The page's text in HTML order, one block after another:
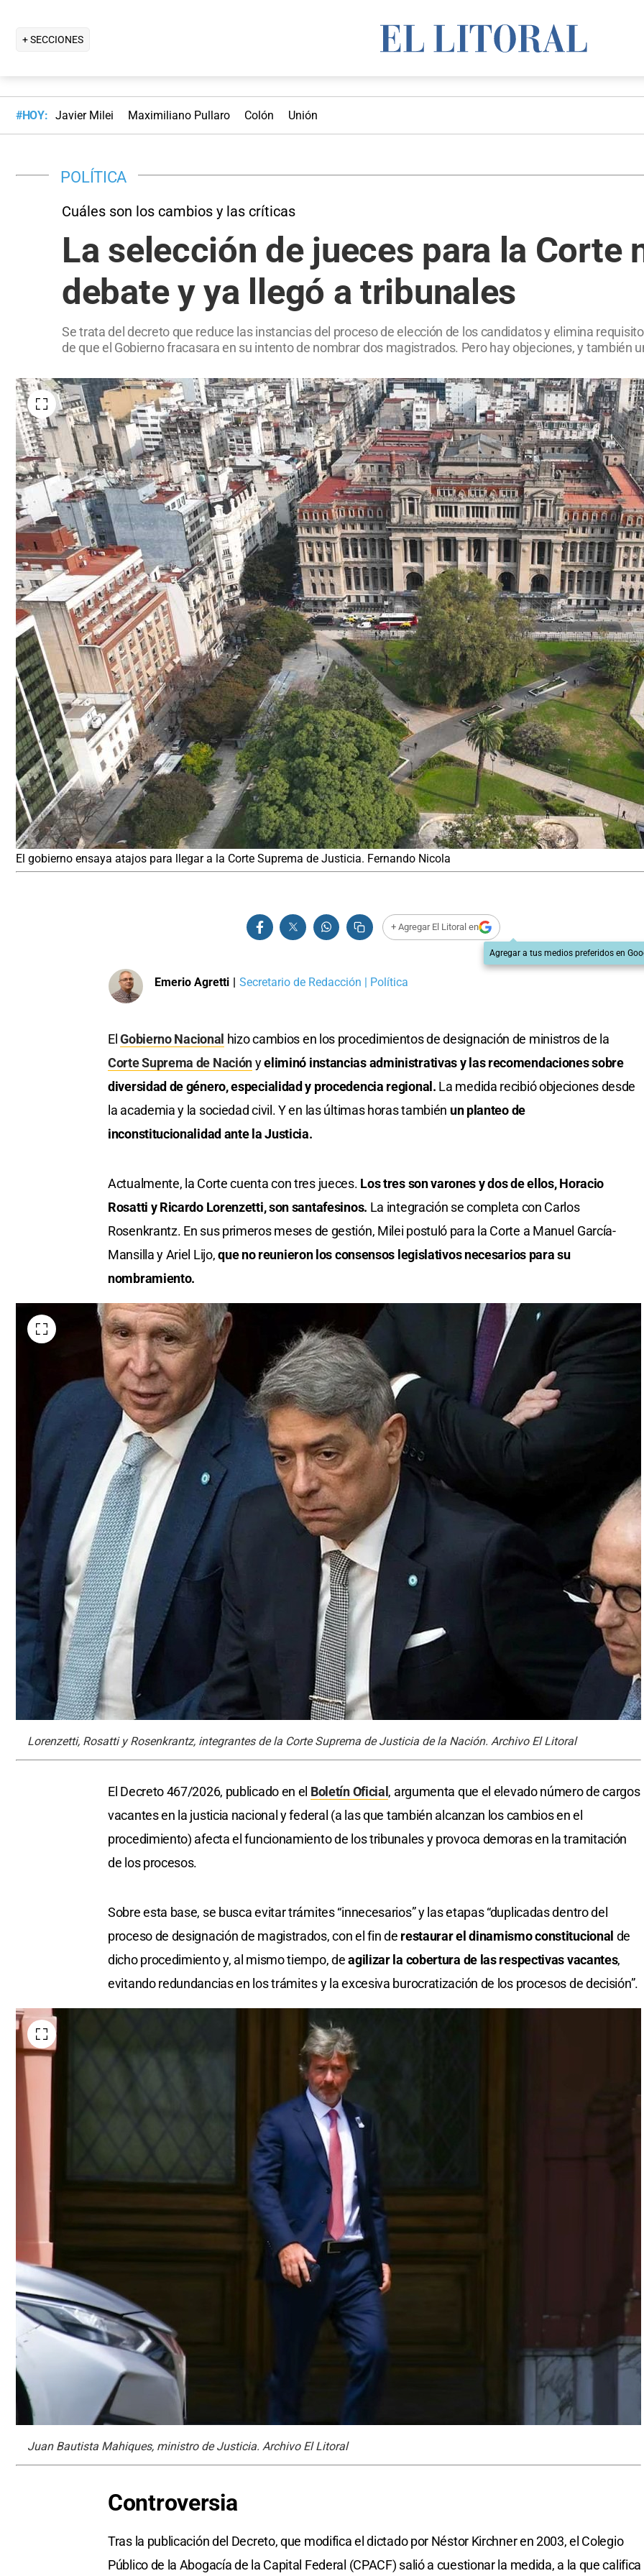
+ SECCIONES
#HOY: Javier Milei Maximiliano Pullaro Colón Unión
POLÍTICA
Cuáles son los cambios y las críticas
La selección de jueces para la Corte
debate y ya llegó a tribunales
Se trata del decreto que reduce las instancias del proceso de elección de los candidatos y elimina
de que el Gobierno fracasara en su intento de nombrar dos magistrados. Pero hay objeciones, y también
El gobierno ensaya atajos para llegar a la Corte Suprema de Justicia. Fernando Nicola
+ Agregar El Litoral en
Agregar a tus medios preferidos en
Emerio Agretti | Secretario de Redacción | Política
ElGobierno Nacional hizo cambios en los procedimientos de designación de ministros de la
Corte Suprema de Naciónyeliminó instancias administrativas y las recomendaciones sobre
diversidad de género, especialidad y procedencia regional. La medida recibió objeciones desde
la academia y la sociedad civil. Y en las últimas horas también un planteo de
inconstitucionalidad ante la Justicia.
Actualmente, la Corte cuenta con tres jueces. Los tres son varones y dos de ellos, Horacio
Rosatti y Ricardo Lorenzetti, son santafesinos. La integración se completa con Carlos
Rosenkrantz. En sus primeros meses de gestión, Milei postuló para la Corte a Manuel García-
Mansilla y Ariel Lijo,que no reunieron los consensos legislativos necesarios para su
nombramiento.
Lorenzetti, Rosatti y Rosenkrantz, integrantes de la Corte Suprema de Justicia de la Nación. Archivo El Litoral
El Decreto 467/2026, publicado en el Boletín Oficial , argumenta que el elevado número de cargos
vacantes en la justicia nacional y federal (a las que también alcanzan los cambios en el
procedimiento) afecta el funcionamiento de los tribunales y provoca demoras en la tramitación
de los procesos.
Sobre esta base, se busca evitar trámites “innecesarios” y las etapas “duplicadas dentro del
proceso de designación de magistrados, con el fin de restaurar el dinamismo constitucional de
dicho procedimiento y, al mismo tiempo, deagilizar la cobertura de las respectivas vacantes,
evitando redundancias en los trámites y la excesiva burocratización de los procesos de decisión”.
Juan Bautista Mahiques, ministro de Justicia. Archivo El Litoral
Controversia
Tras la publicación del Decreto, que modifica el dictado por Néstor Kirchner en 2003, el Colegio
Público de la Abogacía de la Capital Federal (CPACF) salió a cuestionar la medida, a la que califica